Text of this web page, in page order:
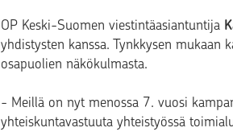
OP Keski-Suomen viestintäasiantuntija
yhdistysten kanssa. Tynkkysen
osapuolien näkökulmasta.
- Meillä on nyt menossa 7. vuosi
yhteiskuntavastuuta yhteistyössä